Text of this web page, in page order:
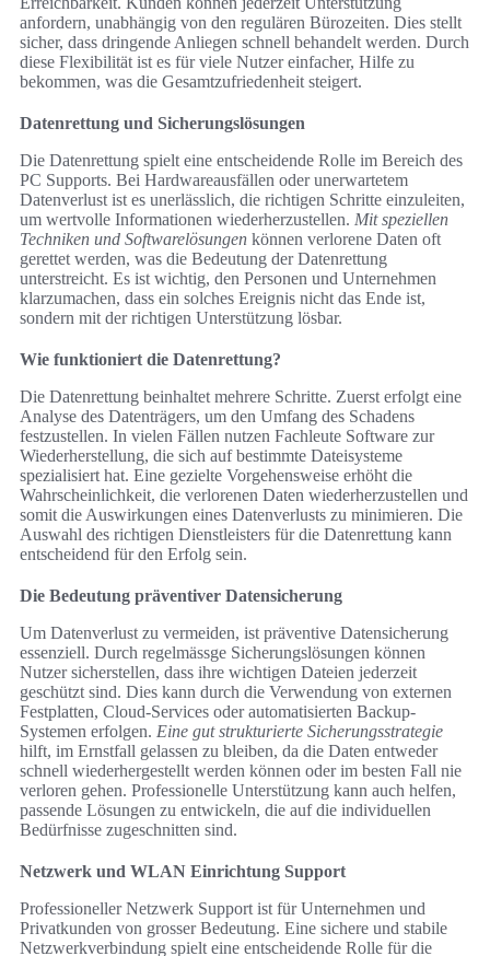
anfordern, unabhängig von den regulären Bürozeiten. Dies stellt
sicher, dass dringende Anliegen schnell behandelt werden. Durch
diese Flexibilität ist es für viele Nutzer einfacher, Hilfe zu
bekommen, was die Gesamtzufriedenheit steigert.
Datenrettung und Sicherungslösungen
Die Datenrettung spielt eine entscheidende Rolle im Bereich des
PC Supports. Bei Hardwareausfällen oder unerwartetem
Datenverlust ist es unerlässlich, die richtigen Schritte einzuleiten,
um wertvolle Informationen wiederherzustellen. Mit speziellen
Techniken und Softwarelösungen können verlorene Daten oft
gerettet werden, was die Bedeutung der Datenrettung
unterstreicht. Es ist wichtig, den Personen und Unternehmen
klarzumachen, dass ein solches Ereignis nicht das Ende ist,
sondern mit der richtigen Unterstützung lösbar.
Wie funktioniert die Datenrettung?
Die Datenrettung beinhaltet mehrere Schritte. Zuerst erfolgt eine
Analyse des Datenträgers, um den Umfang des Schadens
festzustellen. In vielen Fällen nutzen Fachleute Software zur
Wiederherstellung, die sich auf bestimmte Dateisysteme
spezialisiert hat. Eine gezielte Vorgehensweise erhöht die
Wahrscheinlichkeit, die verlorenen Daten wiederherzustellen und
somit die Auswirkungen eines Datenverlusts zu minimieren. Die
Auswahl des richtigen Dienstleisters für die Datenrettung kann
entscheidend für den Erfolg sein.
Die Bedeutung präventiver Datensicherung
Um Datenverlust zu vermeiden, ist präventive Datensicherung
essenziell. Durch regelmässge Sicherungslösungen können
Nutzer sicherstellen, dass ihre wichtigen Dateien jederzeit
geschützt sind. Dies kann durch die Verwendung von externen
Festplatten, Cloud-Services oder automatisierten Backup-
Systemen erfolgen. Eine gut strukturierte Sicherungsstrategie
hilft, im Ernstfall gelassen zu bleiben, da die Daten entweder
schnell wiederhergestellt werden können oder im besten Fall nie
verloren gehen. Professionelle Unterstützung kann auch helfen,
passende Lösungen zu entwickeln, die auf die individuellen
Bedürfnisse zugeschnitten sind.
Netzwerk und WLAN Einrichtung Support
Professioneller Netzwerk Support ist für Unternehmen und
Privatkunden von grosser Bedeutung. Eine sichere und stabile
Netzwerkverbindung spielt eine entscheidende Rolle für die